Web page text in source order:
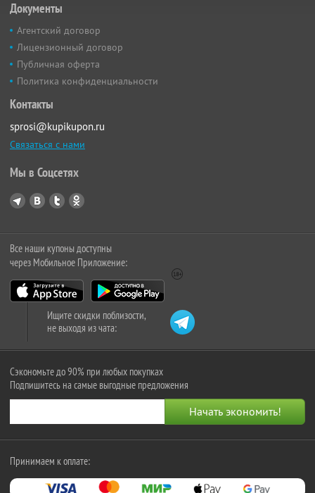
Документы
Агентский договор
Лицензионный договор
Публичная оферта
Политика конфиденциальности
Контакты
sprosi@kupikupon.ru
Связаться с нами
Мы в Соцсетях
Все наши купоны доступны
через Мобильное Приложение:
Ищите скидки поблизости,
не выходя из чата:
Сэкономьте до 90% при любых покупках
Подпишитесь на самые выгодные предложения
Принимаем к оплате: